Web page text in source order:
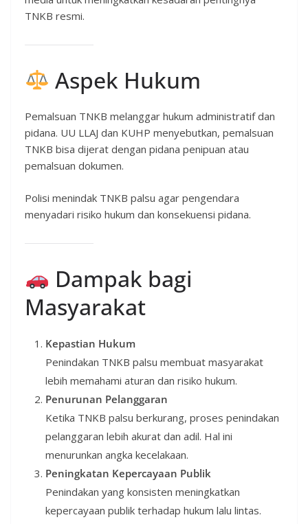
TNKB resmi.
Aspek Hukum
Pemalsuan TNKB melanggar hukum administratif dan
pidana. UU LLAJ dan KUHP menyebutkan, pemalsuan
TNKB bisa dijerat dengan pidana penipuan atau
pemalsuan dokumen.
Polisi menindak TNKB palsu agar pengendara
menyadari risiko hukum dan konsekuensi pidana.
Dampak bagi
Masyarakat
Kepastian Hukum
Penindakan TNKB palsu membuat masyarakat
lebih memahami aturan dan risiko hukum.
Penurunan Pelanggaran
Ketika TNKB palsu berkurang, proses penindakan
pelanggaran lebih akurat dan adil. Hal ini
menurunkan angka kecelakaan.
Peningkatan Kepercayaan Publik
Penindakan yang konsisten meningkatkan
kepercayaan publik terhadap hukum lalu lintas.